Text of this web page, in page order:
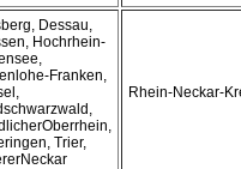
Dessau,
Hochrhein-
Franken,
Trier,
Rhein-Neckar-